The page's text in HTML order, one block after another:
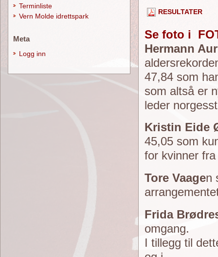
RESULTATER
Se foto i
Hermann
47,84 som
som altså er
leder
Kristin Eide
45,05 som
for kvinner
Tore Vaagen
Frida
omgang.
I tillegg til
Terminliste
Vern Molde idrettspark
Meta
Logg inn